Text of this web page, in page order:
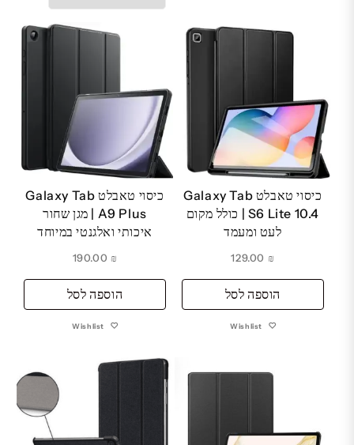
כיסוי טאבלט Galaxy Tab
A9 Plus | מגן שחור
איכותי ואלגנטי במיוחד
₪
הוספה לסל
Wishlist
כיסוי טאבלט Galaxy Tab
S6 Lite 10.4 | כולל מקום
לעט ומעמד
₪
הוספה לסל
Wishlist